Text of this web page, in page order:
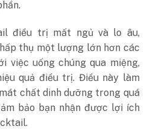
điều trị mất ngủ và lo âu,
thụ một lượng lớn hơn các
việc uống chúng qua miệng,
quả điều trị. Điều này làm
chất dinh dưỡng trong quá
bảo bạn nhận được lợi ích